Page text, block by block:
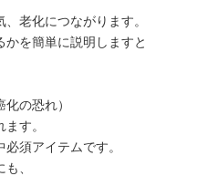
老化につながります。
を簡単に説明しますと
の恐れ）
す。
須アイテムです。
、